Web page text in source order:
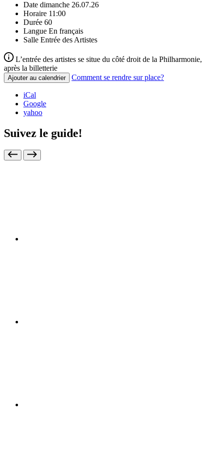
Date dimanche 26.07.26
Horaire 11:00
Durée 60
Langue En français
Salle Entrée des Artistes
L’entrée des artistes se situe du côté droit de la Philharmonie,
après la billetterie
Ajouter au calendrier Comment se rendre sur place?
iCal
Google
yahoo
Suivez le guide!